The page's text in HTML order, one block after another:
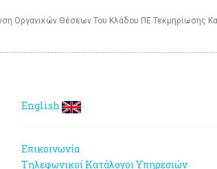
Οργανικών Θέσεων Του Κλάδου ΠΕ Τεκμηρίωσης
English
Επικοινωνία
Τηλεφωνικοί Κατάλογοι Υπηρεσιών